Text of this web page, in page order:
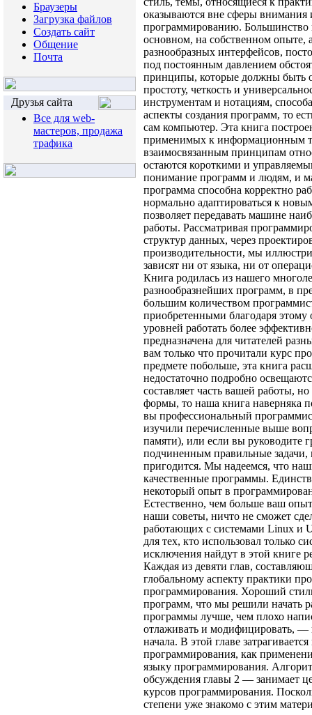
Браузеры
Загрузка файлов
Создать сайт
Общение
Почта
Друзья сайта
Все для web-
мастеров, продажа
трафика